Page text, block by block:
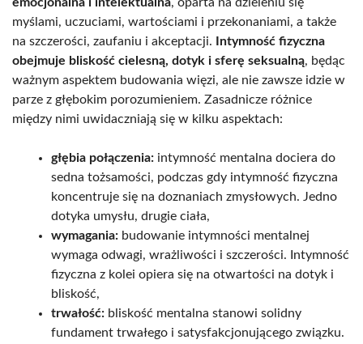
emocjonalna i intelektualna, oparta na dzieleniu się
myślami, uczuciami, wartościami i przekonaniami, a także
na szczerości, zaufaniu i akceptacji.
Intymność fizyczna
obejmuje bliskość cielesną, dotyk i sferę seksualną, będąc
ważnym aspektem budowania więzi, ale nie zawsze idzie w
parze z głębokim porozumieniem. Zasadnicze różnice
między nimi uwidaczniają się w kilku aspektach:
głębia połączenia: intymność mentalna dociera do
sedna tożsamości, podczas gdy intymność fizyczna
koncentruje się na doznaniach zmysłowych. Jedno
dotyka umysłu, drugie ciała,
wymagania: budowanie intymności mentalnej
wymaga odwagi, wrażliwości i szczerości. Intymność
fizyczna z kolei opiera się na otwartości na dotyk i
bliskość,
trwałość: bliskość mentalna stanowi solidny
fundament trwałego i satysfakcjonującego związku.